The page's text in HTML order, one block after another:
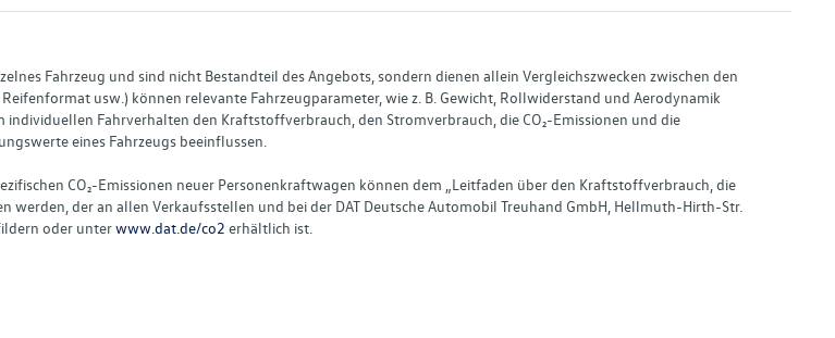
Fahrzeug und sind nicht Bestandteil des Angebots, sondern dienen allein Vergleichszwecken zwischen den
usw.) können relevante Fahrzeugparameter, wie z. B. Gewicht, Rollwiderstand und Aerodynamik
Fahrverhalten den Kraftstoffverbrauch, den Stromverbrauch, die CO₂-Emissionen und die
eines Fahrzeugs beeinflussen.
CO₂-Emissionen neuer Personenkraftwagen können dem „Leitfaden über den Kraftstoffverbrauch, die
der an allen Verkaufsstellen und bei der DAT Deutsche Automobil Treuhand GmbH, Hellmuth-Hirth-Str.
oder unterwww.dat.de/co2 erhältlich ist.